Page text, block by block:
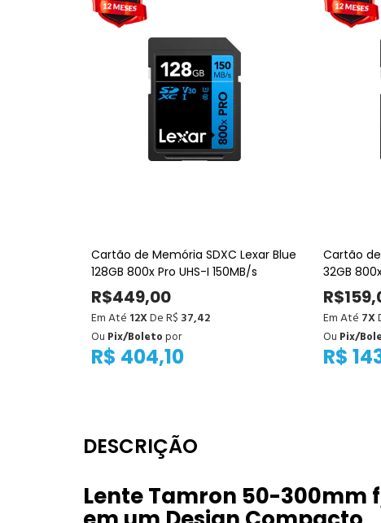
Cartão de Memória SDXC Lexar Blue
128GB 800x Pro UHS-I 150MB/s
R$449,00
Em Até 12XDe R$ 37,42
R$ 404,10
Ou Pix/Boletopor
Cartão de
32GB
Em Até 7X
R$
Ou Pix/
DESCRIÇÃO
Lente Tamron 50-300mm